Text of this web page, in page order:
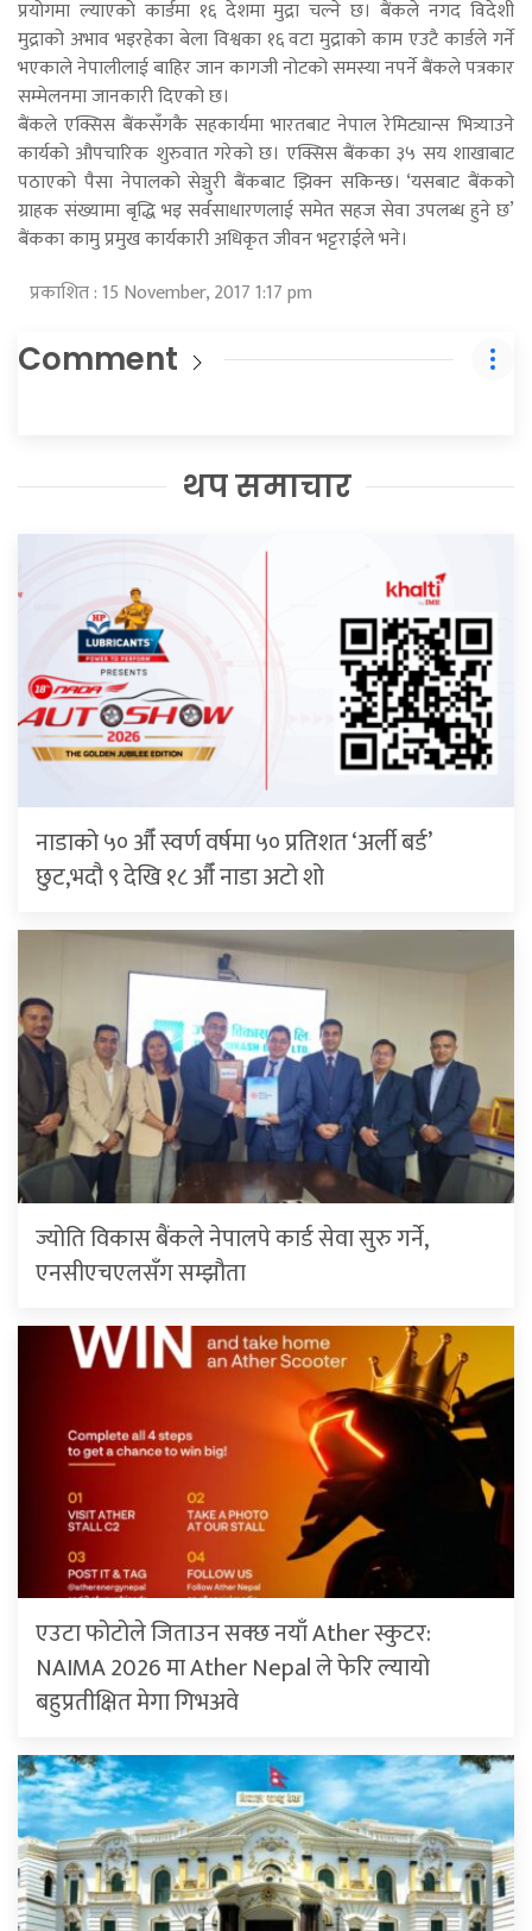
प्रयोगमा ल्याएको कार्डमा १६ देशमा मुद्रा चल्ने छ। बैंकले नगद विदेशी
मुद्राको अभाव भइरहेका बेला विश्वका १६ वटा मुद्राको काम एउटै कार्डले गर्ने
भएकाले नेपालीलाई बाहिर जान कागजी नोटको समस्या नपर्ने बैंकले पत्रकार
सम्मेलनमा जानकारी दिएको छ।
बैंकले एक्सिस बैंकसँगकै सहकार्यमा भारतबाट नेपाल रेमिट्यान्स भित्र्याउने
कार्यको औपचारिक शुरुवात गरेको छ। एक्सिस बैंकका ३५ सय शाखाबाट
पठाएको पैसा नेपालको सेञ्चुरी बैंकबाट झिक्न सकिन्छ। ‘यसबाट बैंकको
ग्राहक संख्यामा बृद्धि भइ सर्वसाधारणलाई समेत सहज सेवा उपलब्ध हुने छ’
बैंकका कामु प्रमुख कार्यकारी अधिकृत जीवन भट्टराईले भने।
प्रकाशित : 15 November, 2017 1:17 pm
Comment
थप समाचार
नाडाको ५० औँ स्वर्ण वर्षमा ५० प्रतिशत ‘अर्ली बर्ड’
छुट,भदौ ९ देखि १८ औँ नाडा अटो शो
ज्योति विकास बैंकले नेपालपे कार्ड सेवा सुरु गर्ने,
एनसीएचएलसँग सम्झौता
एउटा फोटोले जिताउन सक्छ नयाँ Ather स्कुटर:
NAIMA 2026 मा Ather Nepal ले फेरि ल्यायो
बहुप्रतीक्षित मेगा गिभअवे